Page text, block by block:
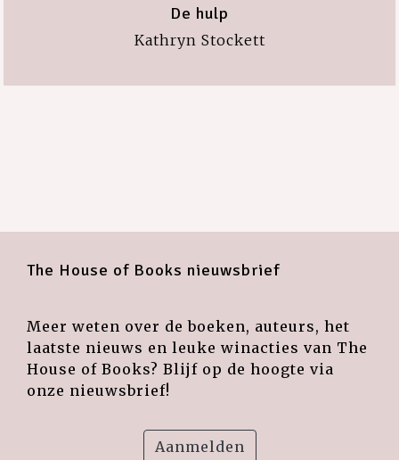
De hulp
Kathryn Stockett
The House of Books nieuwsbrief
Meer weten over de boeken, auteurs, het
laatste nieuws en leuke winacties van The
House of Books? Blijf op de hoogte via
onze nieuwsbrief!
Aanmelden